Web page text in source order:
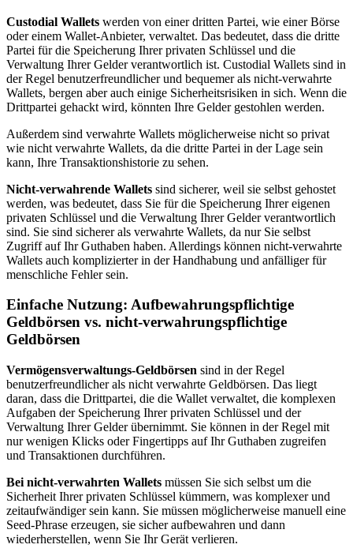
Custodial Wallets werden von einer dritten Partei, wie einer Börse
oder einem Wallet-Anbieter, verwaltet. Das bedeutet, dass die dritte
Partei für die Speicherung Ihrer privaten Schlüssel und die
Verwaltung Ihrer Gelder verantwortlich ist. Custodial Wallets sind in
der Regel benutzerfreundlicher und bequemer als nicht-verwahrte
Wallets, bergen aber auch einige Sicherheitsrisiken in sich. Wenn die
Drittpartei gehackt wird, könnten Ihre Gelder gestohlen werden.
Außerdem sind verwahrte Wallets möglicherweise nicht so privat
wie nicht verwahrte Wallets, da die dritte Partei in der Lage sein
kann, Ihre Transaktionshistorie zu sehen.
Nicht-verwahrende Wallets sind sicherer, weil sie selbst gehostet
werden, was bedeutet, dass Sie für die Speicherung Ihrer eigenen
privaten Schlüssel und die Verwaltung Ihrer Gelder verantwortlich
sind. Sie sind sicherer als verwahrte Wallets, da nur Sie selbst
Zugriff auf Ihr Guthaben haben. Allerdings können nicht-verwahrte
Wallets auch komplizierter in der Handhabung und anfälliger für
menschliche Fehler sein.
Einfache Nutzung: Aufbewahrungspflichtige
Geldbörsen vs. nicht-verwahrungspflichtige
Geldbörsen
Vermögensverwaltungs-Geldbörsen sind in der Regel
benutzerfreundlicher als nicht verwahrte Geldbörsen. Das liegt
daran, dass die Drittpartei, die die Wallet verwaltet, die komplexen
Aufgaben der Speicherung Ihrer privaten Schlüssel und der
Verwaltung Ihrer Gelder übernimmt. Sie können in der Regel mit
nur wenigen Klicks oder Fingertipps auf Ihr Guthaben zugreifen
und Transaktionen durchführen.
Bei nicht-verwahrten Wallets müssen Sie sich selbst um die
Sicherheit Ihrer privaten Schlüssel kümmern, was komplexer und
zeitaufwändiger sein kann. Sie müssen möglicherweise manuell eine
Seed-Phrase erzeugen, sie sicher aufbewahren und dann
wiederherstellen, wenn Sie Ihr Gerät verlieren.